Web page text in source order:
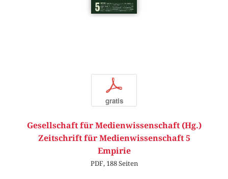
p
gratis
Gesellschaft für Medienwissenschaft (Hg.)
Zeitschrift für Medienwissenschaft 5
Empirie
PDF, 188 Seiten